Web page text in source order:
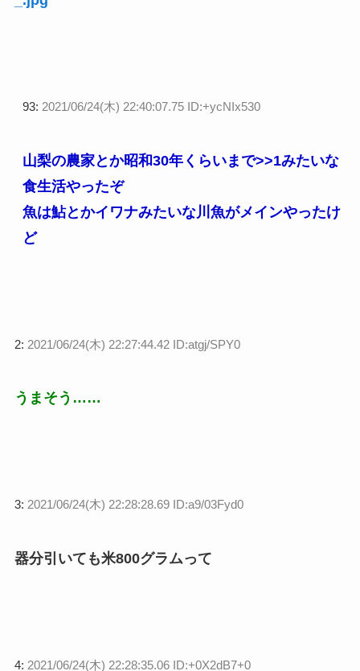
93: 2021/06/24(木) 22:40:07.75 ID:+ycNIx530
山梨の農家とか昭和30年くらいまで>>1みたいな
食生活やったぞ
魚は鮎とかイワナみたいな川魚がメインやったけ
ど
2: 2021/06/24(木) 22:27:44.42 ID:atgj/SPY0
うまそう……
3: 2021/06/24(木) 22:28:28.69 ID:a9/03Fyd0
器分引いても米800グラムって
4: 2021/06/24(木) 22:28:35.06 ID:+0X2dB7+0